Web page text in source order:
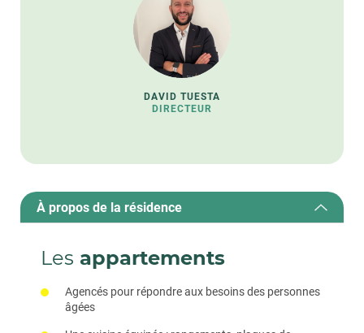
DAVID TUESTA
DIRECTEUR
À propos de la résidence
Les appartements
Agencés pour répondre aux besoins des personnes
âgées